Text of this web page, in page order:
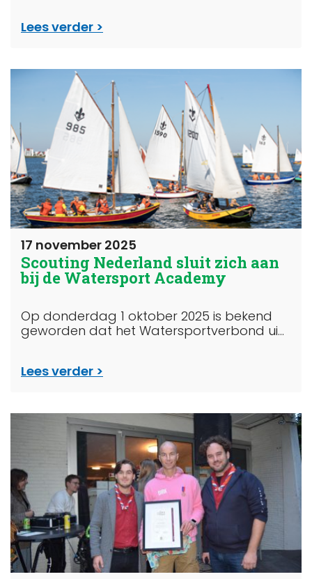
Lees verder
17 november 2025
Scouting Nederland sluit zich aan
bij de Watersport Academy
Op donderdag 1 oktober 2025 is bekend
geworden dat het Watersportverbond ui...
Lees verder